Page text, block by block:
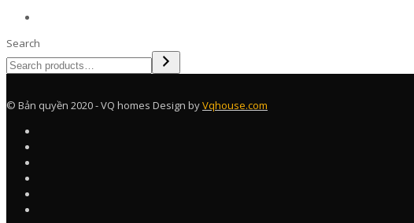
Search
© Bản quyền 2020 - VQ homes Design byVqhouse.com